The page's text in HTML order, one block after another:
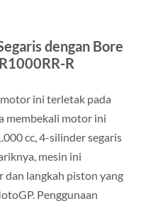
dengan Bore
R
ini terletak pada
membekali motor ini
cc, 4-silinder segaris
mesin ini
dan langkah piston yang
Penggunaan